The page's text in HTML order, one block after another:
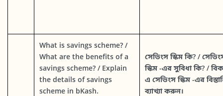
What is savings scheme? /
What are the benefits of a
savings scheme? / Explain
the details of savings
scheme in bKash.
সেভিংস স্কিম কি? /
স্কিম -এর সুবিধা কি? /
এ সেভিংস স্কিম -এর
ব্যাখ্যা করুন।